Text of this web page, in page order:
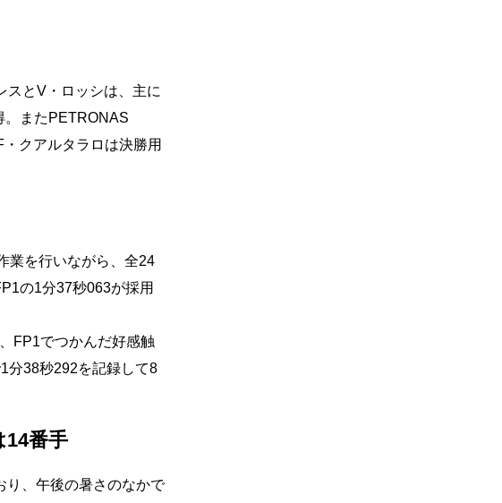
スとV・ロッシは、主に
。またPETRONAS
クアルタラロは決勝用
業を行いながら、全24
の1分37秒063が採用
FP1でつかんだ好感触
分38秒292を記録して8
14番手
り、午後の暑さのなかで